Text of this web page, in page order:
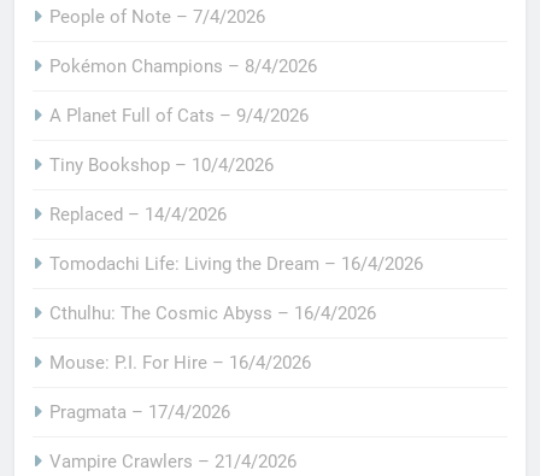
People of Note – 7/4/2026
Pokémon Champions – 8/4/2026
A Planet Full of Cats – 9/4/2026
Tiny Bookshop – 10/4/2026
Replaced – 14/4/2026
Tomodachi Life: Living the Dream – 16/4/2026
Cthulhu: The Cosmic Abyss – 16/4/2026
Mouse: P.I. For Hire – 16/4/2026
Pragmata – 17/4/2026
Vampire Crawlers – 21/4/2026